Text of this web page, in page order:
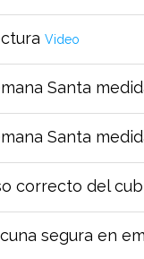
Video
Santa
Santa
correcto del
segura en